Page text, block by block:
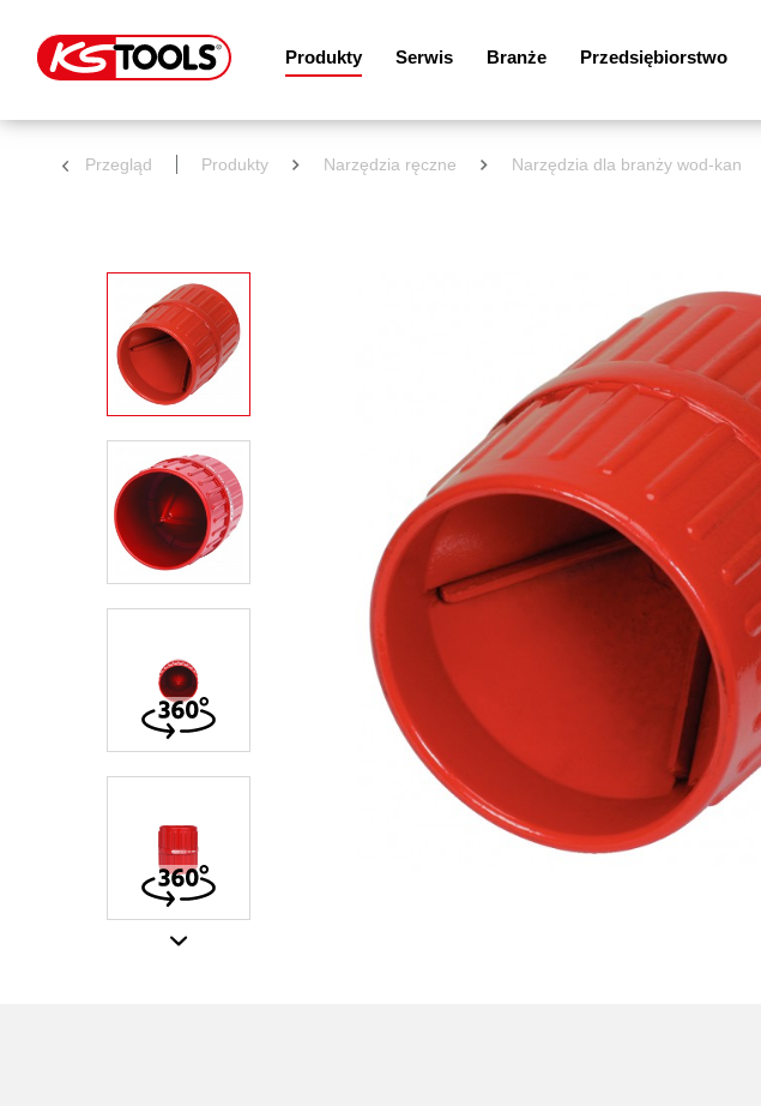
Produkty Serwis Branże Przedsiębiorstwo
Przegląd Produkty Narzędzia ręczne Narzędzia dla branży wod-kan